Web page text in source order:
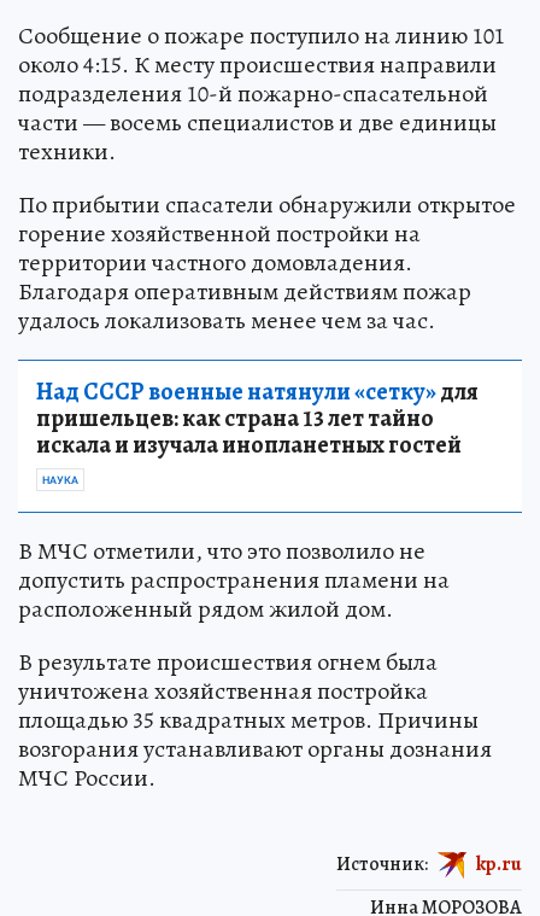
Сообщение о пожаре поступило на линию 101
около 4:15. К месту происшествия направили
подразделения 10-й пожарно-спасательной
части — восемь специалистов и две единицы
техники.
По прибытии спасатели обнаружили открытое
горение хозяйственной постройки на
территории частного домовладения.
Благодаря оперативным действиям пожар
удалось локализовать менее чем за час.
Над СССР военные натянули «сетку»для
пришельцев: как страна 13 лет тайно
искала и изучала инопланетных гостей
НАУКА
В МЧС отметили, что это позволило не
допустить распространения пламени на
расположенный рядом жилой дом.
В результате происшествия огнем была
уничтожена хозяйственная постройка
площадью 35 квадратных метров. Причины
возгорания устанавливают органы дознания
МЧС России.
Инна МОРОЗОВА
Источник: kp.ru